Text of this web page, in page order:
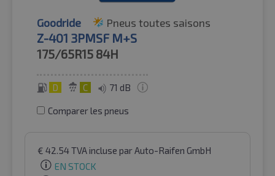
Goodride Pneus toutes saisons
Z-401 3PMSF M+S
175/65R15 84H
D C 71 dB
Comparer les pneus
€ 42.54TVA incluse par Auto-Raifen GmbH
EN STOCK